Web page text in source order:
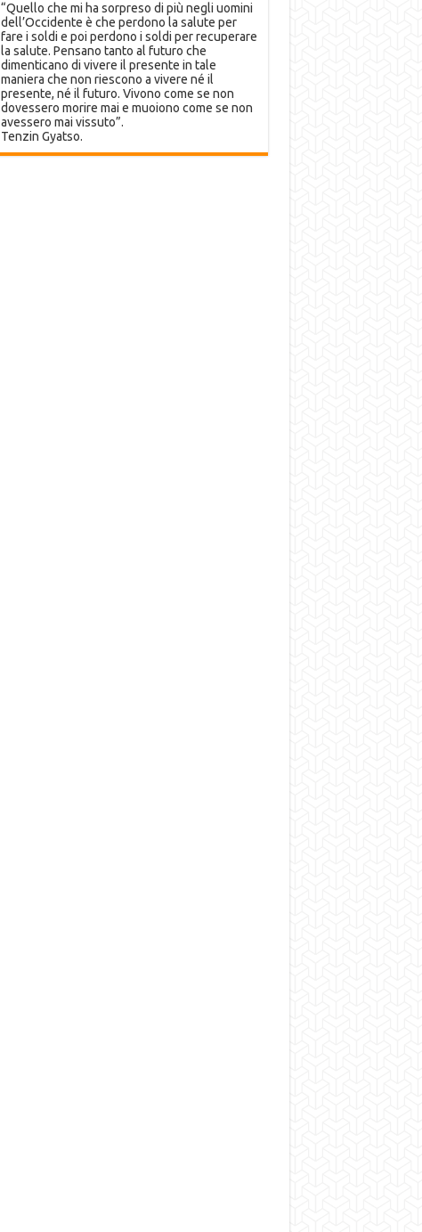
“Quello che mi ha sorpreso di più negli uomini
dell’Occidente è che perdono la salute per
fare i soldi e poi perdono i soldi per recuperare
la salute. Pensano tanto al futuro che
dimenticano di vivere il presente in tale
maniera che non riescono a vivere né il
presente, né il futuro. Vivono come se non
dovessero morire mai e muoiono come se non
avessero mai vissuto”.
Tenzin Gyatso.